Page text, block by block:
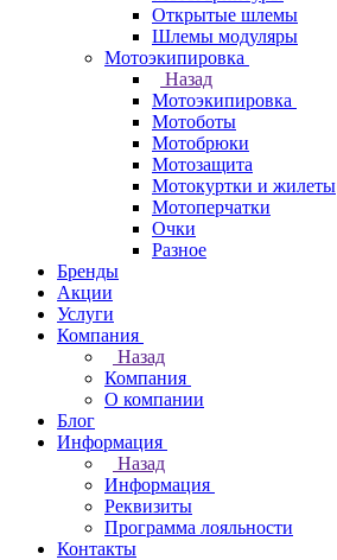
Открытые шлемы
Шлемы модуляры
Мотоэкипировка
Назад
Мотоэкипировка
Мотоботы
Мотобрюки
Мотозащита
Мотокуртки и жилеты
Мотоперчатки
Очки
Разное
Бренды
Акции
Услуги
Компания
Назад
Компания
О компании
Блог
Информация
Назад
Информация
Реквизиты
Программа лояльности
Контакты